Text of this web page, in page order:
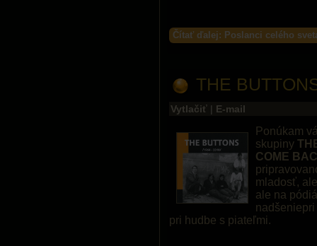
Čítať ďalej: Poslanci celého
THE
Vytlačiť | E-mail
Ponúkam
skupiny
COME
mladosť,
ale na
pri hudbe s piateľmi.